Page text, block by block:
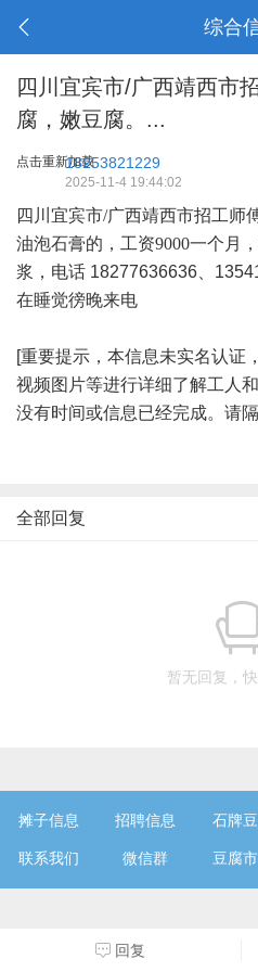
综合
四川宜宾市/广西靖西市
腐，嫩豆腐。...
点击重新加载18253821229
2025-11-4 19:44:02
四川宜宾市/广西靖西市招工师
油泡石膏的，工资9000一个月
浆，电话 18277636636
在睡觉徬晚来电
[重要提示，本信息未实名认证
视频图片等进行详细了解工人
没有时间或信息已经完成。请
全部回复
暂无回复，
回复
摊子信息 招聘信息 石牌
联系我们 微信群 豆腐